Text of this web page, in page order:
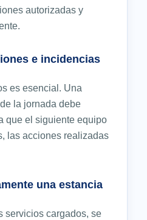
autorizadas y
e incidencias
es esencial. Una
la jornada debe
que el siguiente equipo
las acciones realizadas
una estancia
servicios cargados, se